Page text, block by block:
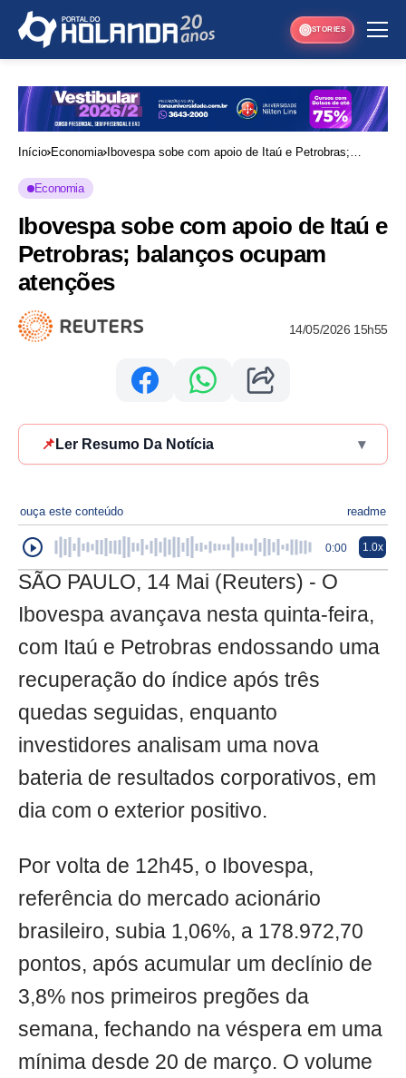
STORIES
Início Economia
Ibovespa sobe com apoio de Itaú e Petrobras;
Economia
Ibovespa sobe com apoio de Itaú e
Petrobras; balanços ocupam
atenções
14/05/2026 15h55
📌 Ler Resumo Da Notícia ▾
ouça este conteúdo readme
0:00 1.0x
SÃO PAULO, 14 Mai (Reuters) - O
Ibovespa avançava nesta quinta-feira,
com Itaú e Petrobras endossando uma
recuperação do índice após três
quedas seguidas, enquanto
investidores analisam uma nova
bateria de resultados corporativos, em
dia com o exterior positivo.
Por volta de 12h45, o Ibovespa,
referência do mercado acionário
brasileiro, subia 1,06%, a 178.972,70
pontos, após acumular um declínio de
3,8% nos primeiros pregões da
semana, fechando na véspera em uma
mínima desde 20 de março. O volume